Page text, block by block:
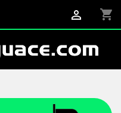
shopping_cart
